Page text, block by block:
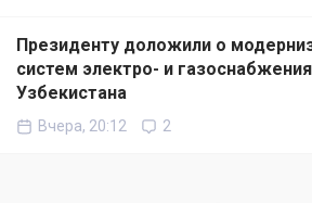
Президенту доложили о
систем электро- и газоснабжения
Узбекистана
Вчера, 20:12 2